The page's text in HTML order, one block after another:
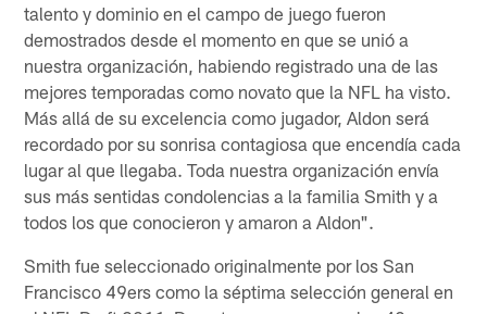
talento y dominio en el campo de juego fueron
demostrados desde el momento en que se unió a
nuestra organización, habiendo registrado una de las
mejores temporadas como novato que la NFL ha visto.
Más allá de su excelencia como jugador, Aldon será
recordado por su sonrisa contagiosa que encendía cada
lugar al que llegaba. Toda nuestra organización envía
sus más sentidas condolencias a la familia Smith y a
todos los que conocieron y amaron a Aldon".
Smith fue seleccionado originalmente por los San
Francisco 49ers como la séptima selección general en